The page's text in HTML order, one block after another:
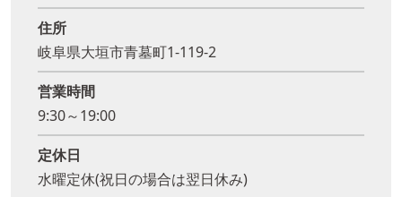
住所
岐阜県大垣市青墓町1-119-2
営業時間
9:30～19:00
定休日
水曜定休(祝日の場合は翌日休み)